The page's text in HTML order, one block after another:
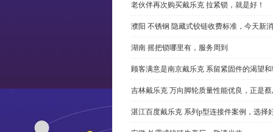
老伙伴再次购买戴乐克 拉紧锁，就是好！
濮阳 不锈钢 隐藏式铰链收费标准，今天新
湖南 摇把锁哪里有，服务周到
顾客满意是南京戴乐克 系留紧固件的渴望
吉林戴乐克 万向脚轮质量性能优良，正是
湛江百度戴乐克 系列p型连接件案例，选择